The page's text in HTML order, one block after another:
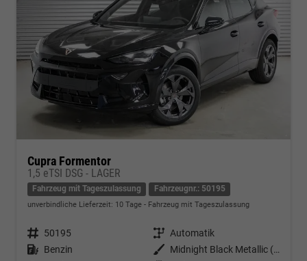
Cupra Formentor
1,5 eTSI DSG - LAGER
Fahrzeug mit Tageszulassung Fahrzeugnr.: 50195
unverbindliche Lieferzeit: 10 Tage Fahrzeug mit Tageszulassung
Fahrzeugnr. 50195 Getriebe Automatik
Kraftstoff Benzin Außenfarbe
Midnight Black Metallic (0E)